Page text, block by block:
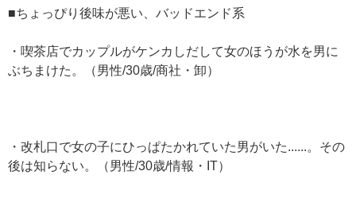
■ちょっぴり後味が悪い、バッドエンド系
・喫茶店でカップルがケンカしだして女のほうが水を男に
ぶちまけた。（男性/30歳/商社・卸）
・改札口で女の子にひっぱたかれていた男がいた......。その
後は知らない。（男性/30歳/情報・IT）